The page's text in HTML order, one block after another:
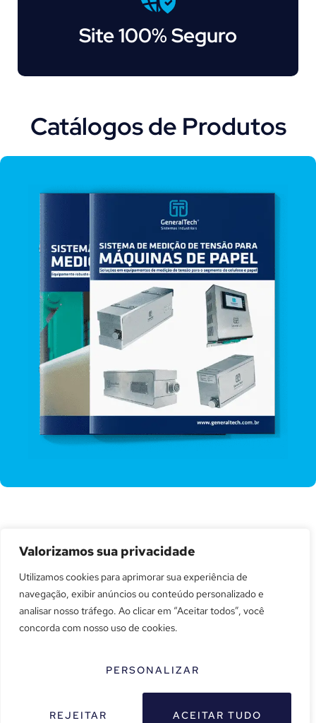
Valorizamos sua privacidade
Utilizamos cookies para aprimorar sua experiência de
navegação, exibir anúncios ou conteúdo personalizado e
analisar nosso tráfego. Ao clicar em “Aceitar todos”, você
concorda com nosso uso de cookies.
PERSONALIZAR
REJEITAR ACEITAR TUDO
Site 100% Seguro
Catálogos de Produtos
especificações técnicas, aplicações e
benefícios do nosso produto.
Explore em detalhes como nossa solução pode
atender às necessidades da sua operação com